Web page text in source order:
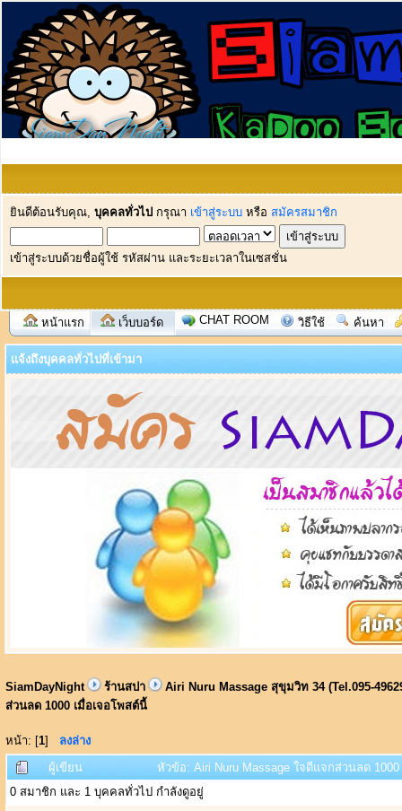
ยินดีต้อนรับคุณ, บุคคลทั่วไป กรุณา เข้าสู่ระบบ หรือ สมัครสมาชิก
เข้าสู่ระบบด้วยชื่อผู้ใช้ รหัสผ่าน และระยะเวลาในเซสชั่น
หน้าแรก เว็บบอร์ด CHAT ROOM วิธีใช้ ค้นหา
แจ้งถึงบุคคลทั่วไปที่เข้ามา
SiamDayNight ร้านสปา
Airi Nuru Massage สุขุมวิท 34 (Tel.095-
ส่วนลด 1000 เมื่อเจอโพสต์นี้
หน้า: [1] ลงล่าง
ผู้เขียน
หัวข้อ: Airi Nuru Massage ใจดีแจกส่วนลด
0 สมาชิก และ 1 บุคคลทั่วไป กำลังดูอยู่